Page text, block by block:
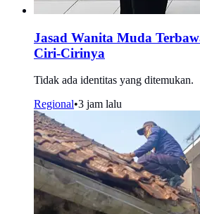
Jasad Wanita Muda
Ciri-Cirinya
Tidak ada identitas yang ditemukan.
Regional•3 jam lalu